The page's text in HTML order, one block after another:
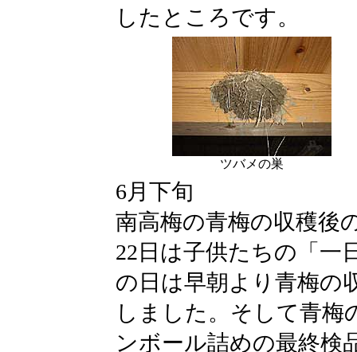
したところです。
ツバメの巣
6月下旬
南高梅の青梅の収穫後
22日は子供たちの「一
の日は早朝より青梅の
しました。そして青梅
ンボール詰めの最終検